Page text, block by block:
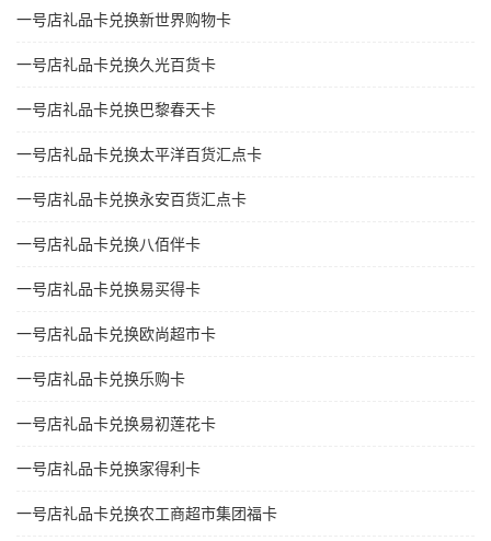
一号店礼品卡兑换新世界购物卡
一号店礼品卡兑换久光百货卡
一号店礼品卡兑换巴黎春天卡
一号店礼品卡兑换太平洋百货汇点卡
一号店礼品卡兑换永安百货汇点卡
一号店礼品卡兑换八佰伴卡
一号店礼品卡兑换易买得卡
一号店礼品卡兑换欧尚超市卡
一号店礼品卡兑换乐购卡
一号店礼品卡兑换易初莲花卡
一号店礼品卡兑换家得利卡
一号店礼品卡兑换农工商超市集团福卡